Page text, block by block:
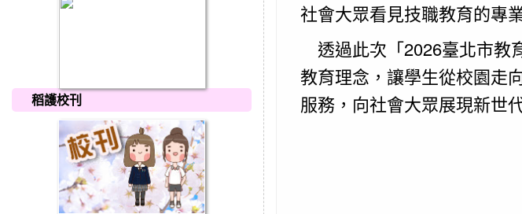
社會大眾看見技職教育的專
透過此次「2026臺北市教
教育理念，讓學生從校園走
服務，向社會大眾展現新世
稻護校刊